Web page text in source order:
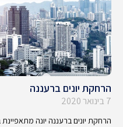
הרחקת יונים ברעננה
7 בינואר 2020
הרחקת יונים ברעננה יונה מתאפיינת